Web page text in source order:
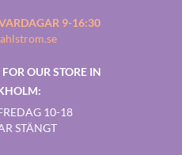
9-16:30
OUR STORE IN
10-18
STÄNGT